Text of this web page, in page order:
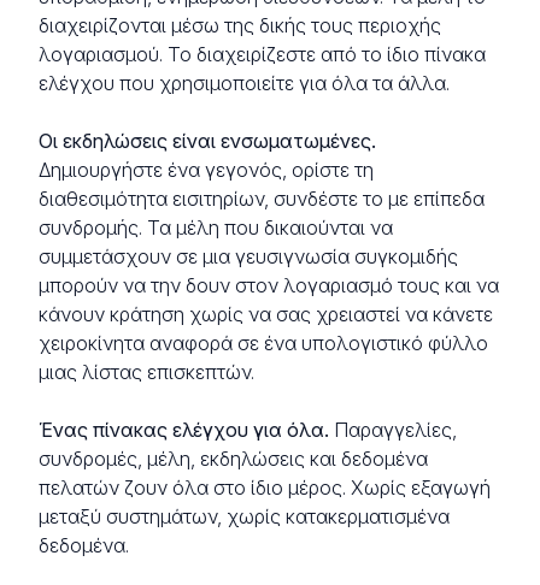
διαχειρίζονται μέσω της δικής τους περιοχής
λογαριασμού. Το διαχειρίζεστε από το ίδιο πίνακα
ελέγχου που χρησιμοποιείτε για όλα τα άλλα.
Οι εκδηλώσεις είναι ενσωματωμένες.
Δημιουργήστε ένα γεγονός, ορίστε τη
διαθεσιμότητα εισιτηρίων, συνδέστε το με επίπεδα
συνδρομής. Τα μέλη που δικαιούνται να
συμμετάσχουν σε μια γευσιγνωσία συγκομιδής
μπορούν να την δουν στον λογαριασμό τους και να
κάνουν κράτηση χωρίς να σας χρειαστεί να κάνετε
χειροκίνητα αναφορά σε ένα υπολογιστικό φύλλο
μιας λίστας επισκεπτών.
Ένας πίνακας ελέγχου για όλα. Παραγγελίες,
συνδρομές, μέλη, εκδηλώσεις και δεδομένα
πελατών ζουν όλα στο ίδιο μέρος. Χωρίς εξαγωγή
μεταξύ συστημάτων, χωρίς κατακερματισμένα
δεδομένα.